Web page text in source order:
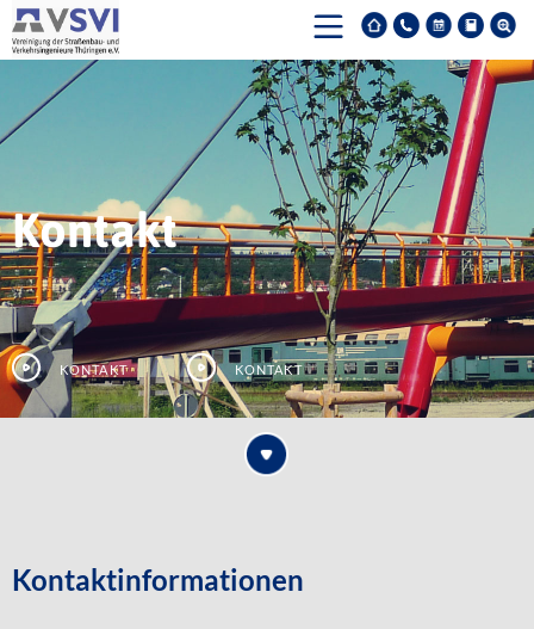
Kontakt
Kontakt Kontakt
Kontaktinformationen